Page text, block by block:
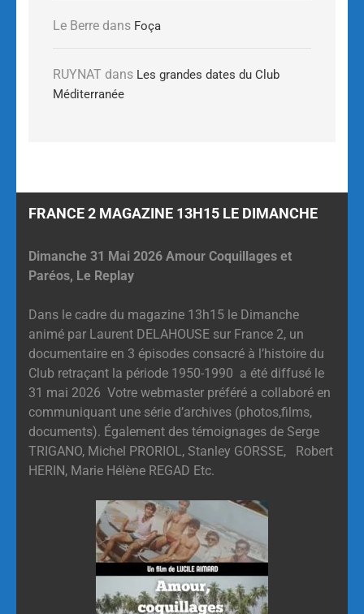
Le Berre dans Foça
RUYNAT dans Les grandes dates du Club
Méditerranée
FRANCE 2 MAGAZINE 13H15 LE DIMANCHE
Dimanche 31 Mai 2026 Amour Coquillages et
Paréos, Le Replay
Dans le cadre du magazine 13h15 le Dimanche
animé par Laurent DELAHOUSE sur France 2, un
documentaire en 3 épisodes consacré à l’histoire du
Club retraçant la période 1950-1990 a été diffusé le
31 mai 2026 Votre webmaster préféré a collaboré en
communiquant une série d’archives (photos,films,
documents). Également des témoignages de Serge
TRIGANO, Michel PRORIOL, Stanley GORSSE, Robert
HERIN, Marie Hélène REGAD Etc.